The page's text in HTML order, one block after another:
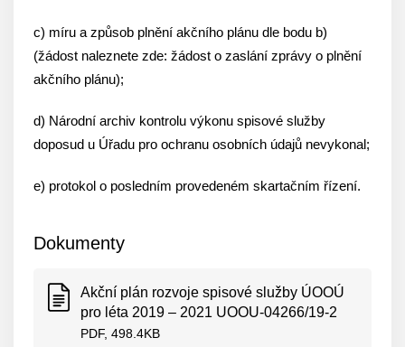
c) míru a způsob plnění akčního plánu dle bodu b)
(žádost naleznete zde: žádost o zaslání zprávy o plnění
akčního plánu);
d) Národní archiv kontrolu výkonu spisové služby
doposud u Úřadu pro ochranu osobních údajů nevykonal;
e) protokol o posledním provedeném skartačním řízení.
Dokumenty
Akční plán rozvoje spisové služby ÚOOÚ
pro léta 2019 – 2021 UOOU-04266/19-2
PDF, 498.4KB